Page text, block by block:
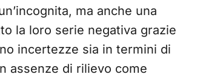
ma anche una
la loro serie negativa grazie
incertezze sia in termini di
assenze di rilievo come